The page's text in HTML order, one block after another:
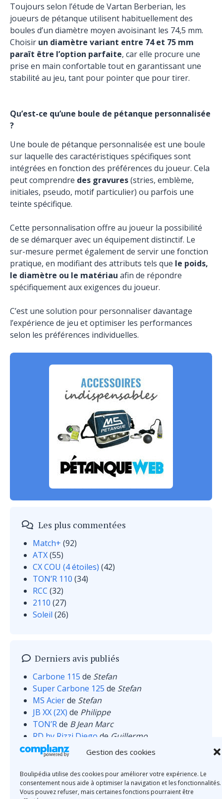
Gestion des cookies
Boulipédia utilise des cookies pour améliorer votre expérience. Le
consentement nous aide à optimiser la navigation et les fonctionnalités.
Vous pouvez refuser, mais certaines fonctions pourraient être
Toujours selon l’étude de Vartan Berberian, les
joueurs de pétanque utilisent habituellement des
boules d’un diamètre moyen avoisinant les 74,5 mm.
Choisir un diamètre variant entre 74 et 75 mm
paraît être l’option parfaite, car elle procure une
prise en main confortable tout en garantissant une
stabilité au jeu, tant pour pointer que pour tirer.
Qu’est-ce qu’une boule de pétanque personnalisée
?
Une boule de pétanque personnalisée est une boule
sur laquelle des caractéristiques spécifiques sont
intégrées en fonction des préférences du joueur. Cela
peut comprendre des gravures(stries, emblème,
initiales, pseudo, motif particulier) ou parfois une
teinte spécifique.
Cette personnalisation offre au joueur la possibilité
de se démarquer avec un équipement distinctif. Le
sur-mesure permet également de servir une fonction
pratique, en modifiant des attributs tels que le poids,
le diamètre ou le matériau afin de répondre
spécifiquement aux exigences du joueur.
C’est une solution pour personnaliser davantage
l’expérience de jeu et optimiser les performances
selon les préférences individuelles.
Les plus commentées
Match+ (92)
ATX(55)
CX COU (4 étoiles) (42)
TON’R 110 (34)
RCC (32)
2110 (27)
Soleil (26)
Derniers avis publiés
Carbone 115 de Stefan
Super Carbone 125 de Stefan
MS Acierde Stefan
JB XX (2X) de Philippe
TON’Rde B Jean Marc
RD by Rizzi Diego de Guillermo
MS Inoxde Wilczewski